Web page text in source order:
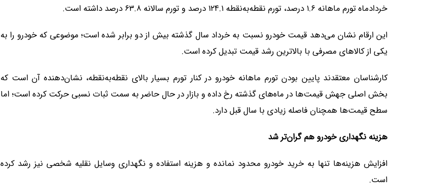
خردادماه تورم ماهانه ۱.۶ درصد، تورم نقطه‌به‌نقطه ۱۲۴.۱ درصد و تورم سالانه ۶۳.۸ درصد داشته است.
این ارقام نشان می‌دهد قیمت خودرو نسبت به خرداد سال گذشته بیش از دو برابر شده است؛ موضوعی که خودرو را به
یکی از کالاهای مصرفی با بالاترین رشد قیمت تبدیل کرده است.
کارشناسان معتقدند پایین بودن تورم ماهانه خودرو در کنار تورم بسیار بالای نقطه‌به‌نقطه، نشان‌دهنده آن است که
بخش اصلی جهش قیمت‌ها در ماه‌های گذشته رخ داده و بازار در حال حاضر به سمت ثبات نسبی حرکت کرده است؛ اما
سطح قیمت‌ها همچنان فاصله زیادی با سال قبل دارد.
هزینه نگهداری خودرو هم گران‌تر شد
افزایش هزینه‌ها تنها به خرید خودرو محدود نمانده و هزینه استفاده و نگهداری وسایل نقلیه شخصی نیز رشد کرده
است.